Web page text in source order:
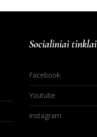
Socialiniai tinklai
Facebook
Youtube
Instagram